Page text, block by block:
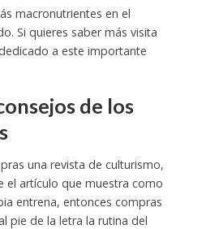
macronutrientes en el
Si quieres saber más visita
a este importante
de los
una revista de culturismo,
el artículo que muestra como
entrena, entonces compras
pie de la letra la rutina del